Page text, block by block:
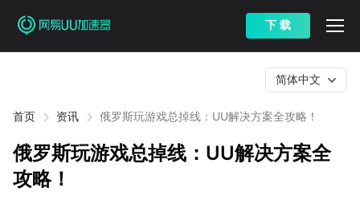
下 载
首页 资讯 俄罗斯玩游戏总掉线：UU解决方案全攻略！
简体中文
俄罗斯玩游戏总掉线：UU解决方案全
攻略！